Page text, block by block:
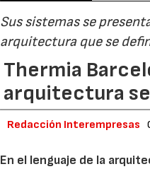
Sus sistemas se
arquitectura que se
Thermia
arquitectura
Redacción Interempresas
En el lenguaje de la